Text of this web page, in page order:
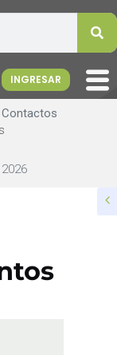
INGRESAR
Contactos